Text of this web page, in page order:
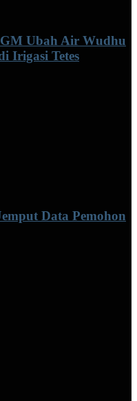
Ubah Air Wudhu
Irigasi Tetes
Data Pemohon